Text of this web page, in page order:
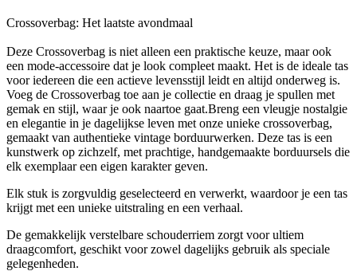
Crossoverbag: Het laatste avondmaal
Deze Crossoverbag is niet alleen een praktische keuze, maar ook
een mode-accessoire dat je look compleet maakt. Het is de ideale tas
voor iedereen die een actieve levensstijl leidt en altijd onderweg is.
Voeg de Crossoverbag toe aan je collectie en draag je spullen met
gemak en stijl, waar je ook naartoe gaat.Breng een vleugje nostalgie
en elegantie in je dagelijkse leven met onze unieke crossoverbag,
gemaakt van authentieke vintage borduurwerken. Deze tas is een
kunstwerk op zichzelf, met prachtige, handgemaakte borduursels die
elk exemplaar een eigen karakter geven.
Elk stuk is zorgvuldig geselecteerd en verwerkt, waardoor je een tas
krijgt met een unieke uitstraling en een verhaal.
De gemakkelijk verstelbare schouderriem zorgt voor ultiem
draagcomfort, geschikt voor zowel dagelijks gebruik als speciale
gelegenheden.